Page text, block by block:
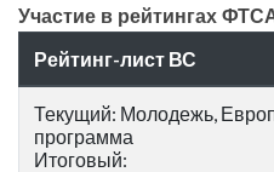
Участие в рейтингах
Рейтинг-лист ВС
Текущий: Молодежь,
программа
Итоговый: